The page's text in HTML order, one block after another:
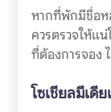
หากที่พักมีชื่อห
ควรตรวจให้แ
ที่ต้องการจอง
โซเชียลมีเดี